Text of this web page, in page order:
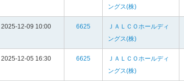
ングス(株)
2025-12-09 10:00 6625
ＪＡＬＣＯホールディ
ングス(株)
2025-12-05 16:30 6625
ＪＡＬＣＯホールディ
ングス(株)